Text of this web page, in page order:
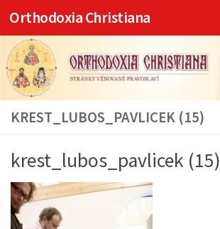
Skip to content
Orthodoxia Christiana
KREST_LUBOS_PAVLICEK (15)
krest_lubos_pavlicek (15)